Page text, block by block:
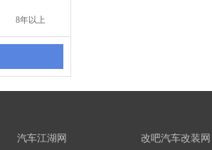
8年以上
汽车江湖网
改吧汽车改装网